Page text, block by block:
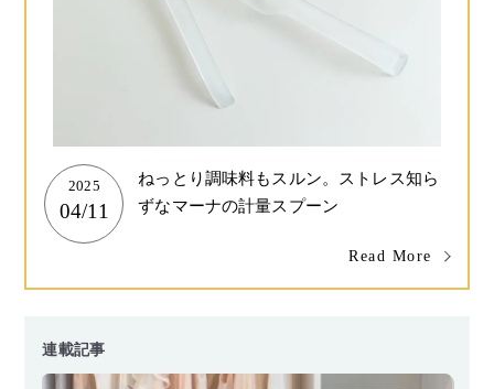
2025
04/11
ねっとり調味料もスルン。ストレス知ら
ずなマーナの計量スプーン
Read More
連載記事